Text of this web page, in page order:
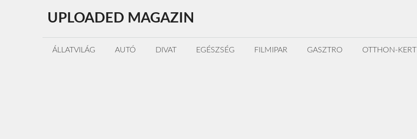
tartalomba
UPLOADED MAGAZIN
ÁLLATVILÁG AUTÓ DIVAT EGÉSZSÉG FILMIPAR GASZTRO OTTHON-KERT